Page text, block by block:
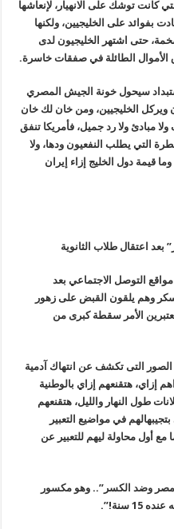
كانت توشك على الانهيار، لإنعاشها
بفوائد على الخليجيين، ولكنها
حتى اشتهر الخليجيون لدى
الأموال الطائلة في صفقات خاسرة.
سيحول خونة الجيش المصري
ويركل الخليجيين، ومن خان لك خان
مبادئ ولا رد جميل، فأمريكا تنفق
التي يطلب النفعيون ودها، ولا
قيمة دول الخليج إزاء إيران
اعتقال طلاب الثانوية
التوصل الاجتماعي بعد
وهم يلقون القبض على زهور
الأمر سقطة كبرى من
التى تكشف عن انتهاك آدمية
إزاي، هتقنعهم إزاي بالوطنية
طول النهار والليل، هتقنعهم
في مواضيع التعبير
مع أول محاولة ليهم للتعبير عن
مصر وضد الكسر”.. وهو مكسور
15 سنة
!”.